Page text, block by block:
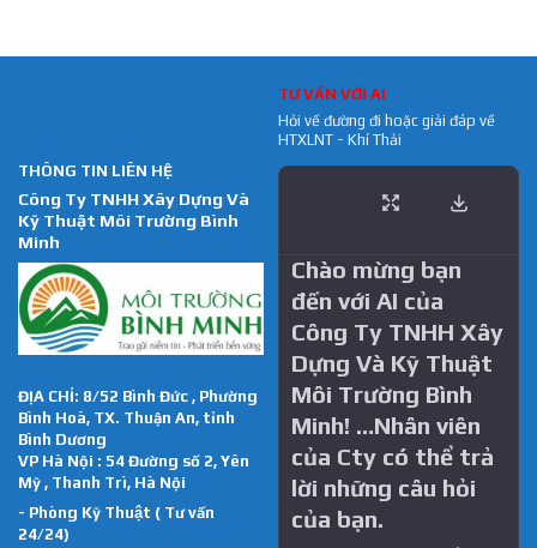
THÔNG TIN LIÊN HỆ
Công Ty TNHH Xây Dựng Và
Kỹ Thuật Môi Trường Bình
Minh
ĐỊA CHỈ: 8/52 Bình Đức , Phường
Bình Hoà, TX. Thuận An, tỉnh
Bình Dương
VP Hà Nội : 54 Đường số 2, Yên
Mỹ , Thanh Trì, Hà Nội
- Phòng Kỹ Thuật ( Tư vấn
24/24)
TƯ VẤN VỚI AI
Hỏi về đường đi hoặc giải đáp về
HTXLNT - Khí Thải
Chào mừng bạn
đến với AI của
Công Ty TNHH Xây
Dựng Và Kỹ Thuật
Môi Trường Bình
Minh! …Nhân viên
của Cty có thể trả
lời những câu hỏi
của bạn.